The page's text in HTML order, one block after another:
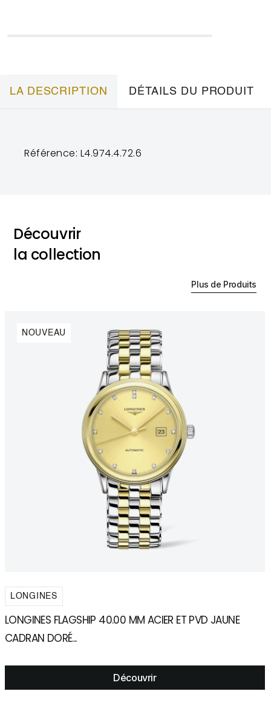
LA DESCRIPTION DÉTAILS DU PRODUIT
Référence: L4.974.4.72.6
Découvrir
la collection
Plus de Produits
LONGINES
LONGINES FLAGSHIP 40.00 MM ACIER ET PVD JAUNE
CADRAN DORÉ...
Découvrir
NOUVEAU